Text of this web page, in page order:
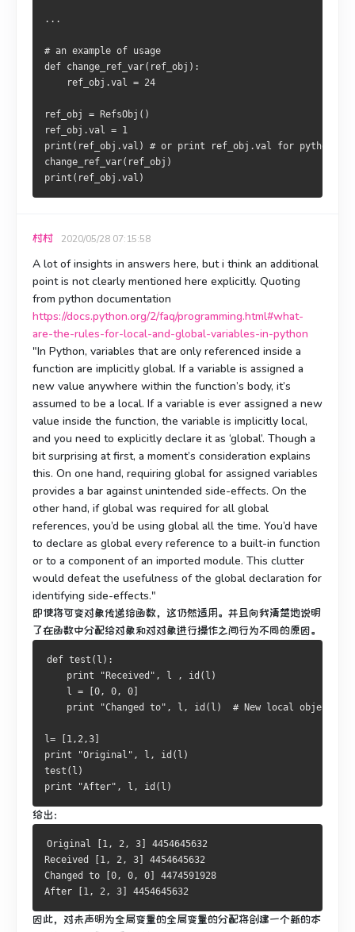
...
# an example of usage
def change_ref_var( ref_obj ):
    ref_obj
.val = 24
ref_obj = RefsObj ()
ref_obj .val = 1
print ( ref_obj .val )
# or print ref_obj.val for python2
change_ref_var( ref_obj )
print ( ref_obj .val )
村村 2020/05/28 07:15:58
A lot of insights in answers here, but i think an additional
point is not clearly mentioned here explicitly. Quoting
from python documentation
https://docs.python.org/2/faq/programming.html#what-
are-the-rules-for-local-and-global-variables-in-python
"In Python, variables that are only referenced inside a
function are implicitly global. If a variable is assigned a
new value anywhere within the function’s body, it’s
assumed to be a local. If a variable is ever assigned a new
value inside the function, the variable is implicitly local,
and you need to explicitly declare it as ‘global’. Though a
bit surprising at first, a moment’s consideration explains
this. On one hand, requiring global for assigned variables
provides a bar against unintended side-effects. On the
other hand, if global was required for all global
references, you’d be using global all the time. You’d have
to declare as global every reference to a built-in function
or to a component of an imported module. This clutter
would defeat the usefulness of the global declaration for
identifying side-effects."
即使将可变对象传递给函数，这仍然适用。 并且向我清楚地说明
了在函数中分配给对象和对对象进行操作之间行为不同的原因。
def test ( l ):
print
"Received" , l , id ( l )
    l
= 0, 0, 0
print
"Changed to" , l , id ( l ) # New local object
l= 1, 2,3
print
"Original" , l , id ( l )
test ( l )
print
"After" , l , id ( l )
给出：
Original 1, 2, 3
4454645632
Received
1, 2, 3
4454645632
Changed
to 0, 0, 0
4474591928
After
1, 2, 3 4454645632
因此，对未声明为全局变量的全局变量的分配将创建一个新的本